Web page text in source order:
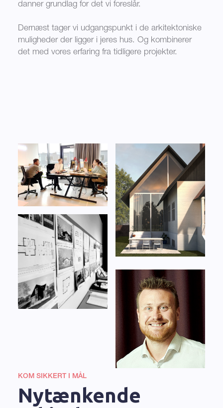
danner grundlag for det vi foreslår.
Dernæst tager vi udgangspunkt i de arkitektoniske
muligheder der ligger i jeres hus. Og kombinerer
det med vores erfaring fra tidligere projekter.
KOM SIKKERT I MÅL
Nytænkende